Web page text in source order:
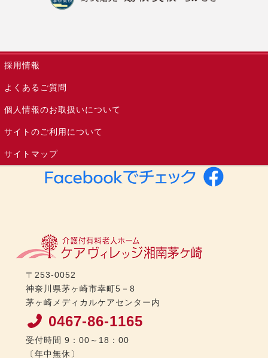
採用情報
よくあるご質問
個人情報のお取扱いについて
サイトのご利用について
サイトマップ
〒253-0052
神奈川県茅ヶ崎市幸町5－8
茅ヶ崎メディカルケアセンター内
0467-86-1165
受付時間 9：00～18：00
〔年中無休〕